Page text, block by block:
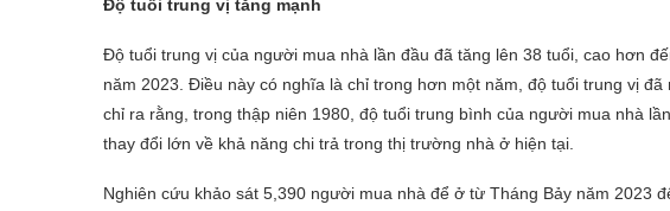
Độ tuổi trung vị tăng mạnh
Độ tuổi trung vị của người mua nhà lần đầu đã tăng lên 38 tuổi, cao hơn
năm 2023. Điều này có nghĩa là chỉ trong hơn một năm, độ tuổi trung vị
chỉ ra rằng, trong thập niên 1980, độ tuổi trung bình của người mua nhà
thay đổi lớn về khả năng chi trả trong thị trường nhà ở hiện tại.
Nghiên cứu khảo sát 5,390 người mua nhà để ở từ Tháng Bảy năm 2023